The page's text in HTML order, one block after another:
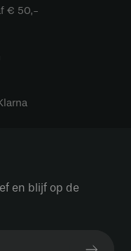
€ 50,-
en blijf op de